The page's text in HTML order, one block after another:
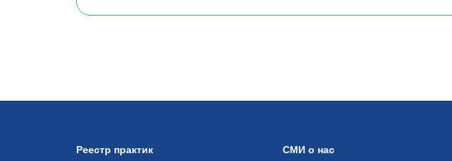
Реестр практик СМИ о нас